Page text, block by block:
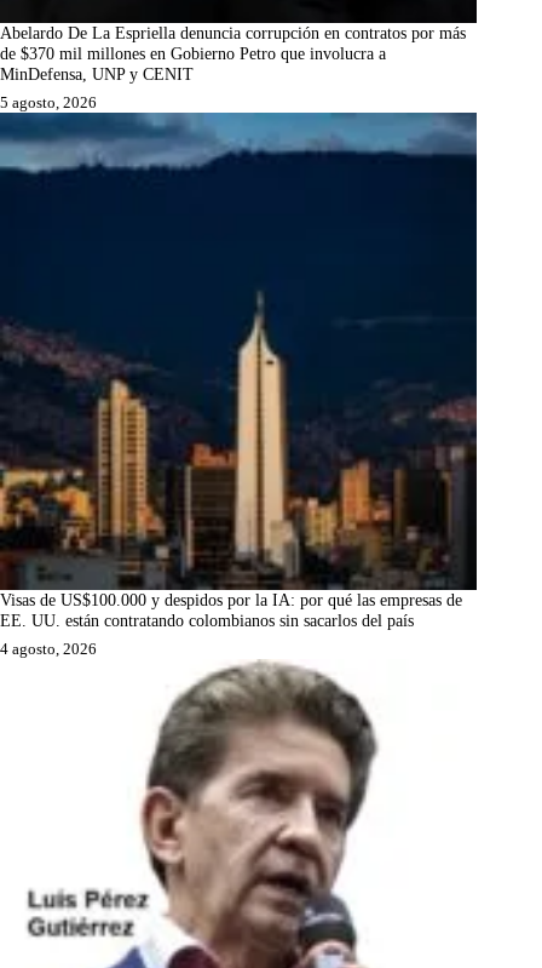
Abelardo De La Espriella denuncia corrupción en contratos por más
de $370 mil millones en Gobierno Petro que involucra a
MinDefensa, UNP y CENIT
5 agosto, 2026
Visas de US$100.000 y despidos por la IA: por qué las empresas de
EE. UU. están contratando colombianos sin sacarlos del país
4 agosto, 2026